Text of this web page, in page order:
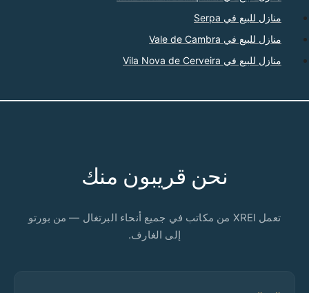
منازل للبيع في Serpa
منازل للبيع في Vale de Cambra
منازل للبيع في Vila Nova de Cerveira
نحن قريبون منك
تعمل XREI من مكاتب في جميع أنحاء البرتغال — من بورتو
إلى الغارف.